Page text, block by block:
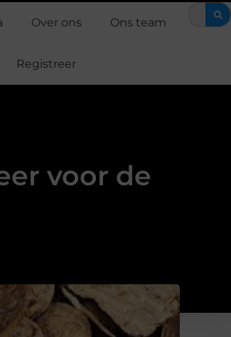
Waarom Support
Over ons Ons team
Registreer
voor de